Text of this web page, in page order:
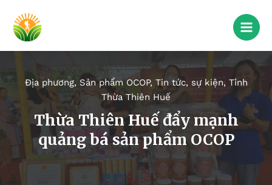
Địa phương, Sản phẩm OCOP, Tin tức, sự kiện, Tỉnh
Thừa Thiên Huế
Thừa Thiên Huế đẩy mạnh
quảng bá sản phẩm OCOP